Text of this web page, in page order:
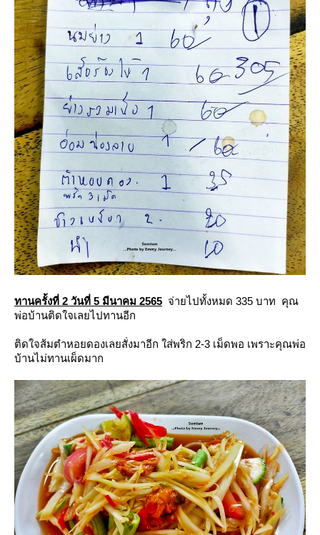
ทานครั้งที่ 2 วันที่ 5 มีนาคม 2565 จ่ายไปทั้งหมด 335 บาท คุณ
พ่อบ้านติดใจเลยไปทานอีก
ติดใจส้มตำหอยดองเลยสั่งมาอีก ใส่พริก 2-3 เม็ดพอ เพราะคุณพ่อ
บ้านไม่ทานเผ็ดมาก